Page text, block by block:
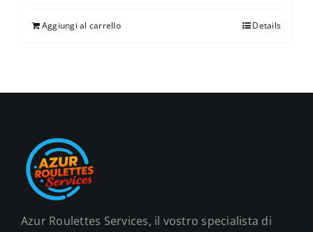
Aggiungi al carrello Details
Azur Roulettes Services, il vostro specialista di